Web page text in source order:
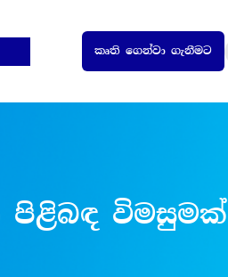
කෘති ගෙන්වා ගැනීමට
පිළිබඳ විමසුමක්